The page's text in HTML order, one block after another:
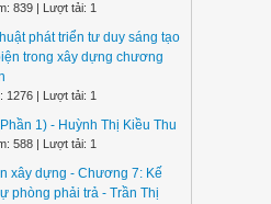
839 | Lượt tải: 1
phát triển tư duy sáng tạo
trong xây dựng chương
1276 | Lượt tải: 1
1) - Huỳnh Thị Kiều Thu
588 | Lượt tải: 1
xây dựng - Chương 7: Kế
phòng phải trả - Trần Thị